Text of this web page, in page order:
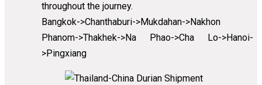
throughout the journey.
Bangkok->Chanthaburi->Mukdahan->Nakhon
Phanom->Thakhek->Na Phao->Cha Lo->Hanoi-
>Pingxiang